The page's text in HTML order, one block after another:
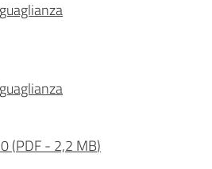
(PDF- 2,2 MB)